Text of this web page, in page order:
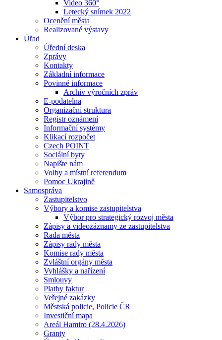
Video 360°
Letecký snímek 2022
Ocenění města
Realizované výstavy
Úřad
Úřední deska
Zprávy
Kontakty
Základní informace
Povinné informace
Archiv výročních zpráv
E-podatelna
Organizační struktura
Registr oznámení
Informační systémy
Klikací rozpočet
Czech POINT
Sociální byty
Napište nám
Volby a místní referendum
Pomoc Ukrajině
Samospráva
Zastupitelstvo
Výbory a komise zastupitelstva
Výbor pro strategický rozvoj města
Zápisy a videozáznamy ze zastupitelstva
Rada města
Zápisy rady města
Komise rady města
Zvláštní orgány města
Vyhlášky a nařízení
Smlouvy
Platby faktur
Veřejné zakázky
Městská policie, Policie ČR
Investiční mapa
Areál Hamiro (28.4.2026)
Granty